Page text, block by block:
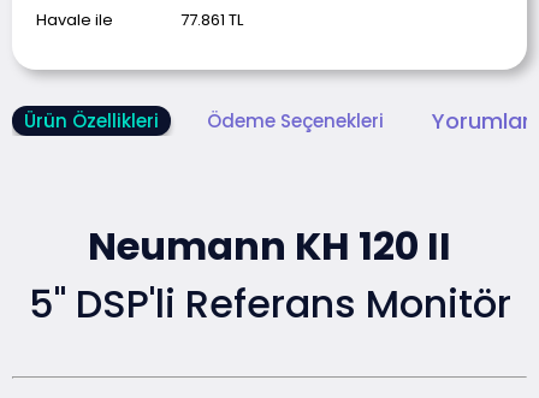
Havale ile 77.861 TL
Ürün Özellikleri Ödeme Seçenekleri
Neumann KH 120 II
5" DSP'li Referans Monitör